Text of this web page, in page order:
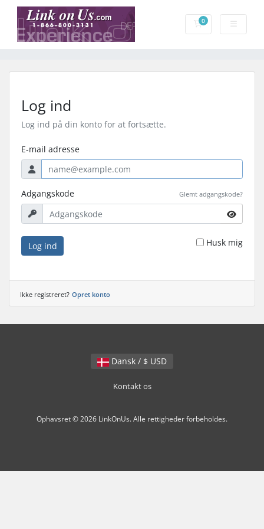
0Bestillingskurv
Log ind
Log ind på din konto for at fortsætte.
E-mail adresse
Adgangskode Glemt adgangskode?
Log ind Husk mig
Ikke registreret? Opret konto
Dansk / $ USD
Kontakt os
Ophavsret © 2026 LinkOnUs. Alle rettigheder forbeholdes.